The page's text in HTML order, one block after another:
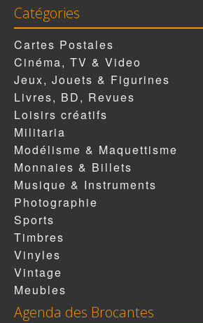
Catégories
Cartes Postales
Cinéma, TV & Video
Jeux, Jouets & Figurines
Livres, BD, Revues
Loisirs créatifs
Militaria
Modélisme & Maquettisme
Monnaies & Billets
Musique & Instruments
Photographie
Sports
Timbres
Vinyles
Vintage
Meubles
Agenda des Brocantes